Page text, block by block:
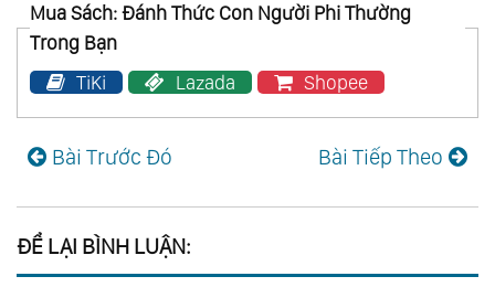
Mua Sách: Đánh Thức Con Người Phi Thường
Trong Bạn
TiKi
Lazada Shopee
Bài Trước Đó Bài Tiếp Theo
ĐỂ LẠI BÌNH LUẬN: